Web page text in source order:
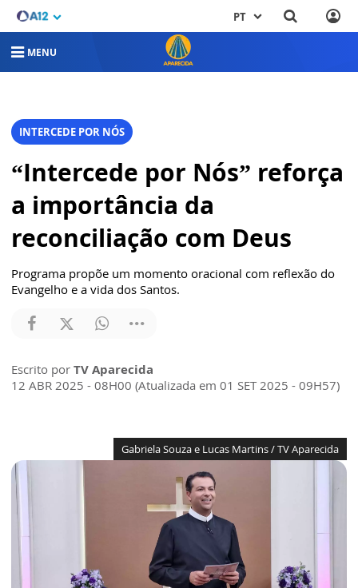
PT
MENU
INTERCEDE POR NÓS
“Intercede por Nós” reforça
a importância da
reconciliação com Deus
Programa propõe um momento oracional com reflexão do
Evangelho e a vida dos Santos.
Escrito por TV Aparecida
12 ABR 2025 - 08H00 (Atualizada em 01 SET 2025 - 09H57)
Gabriela Souza e Lucas Martins / TV Aparecida